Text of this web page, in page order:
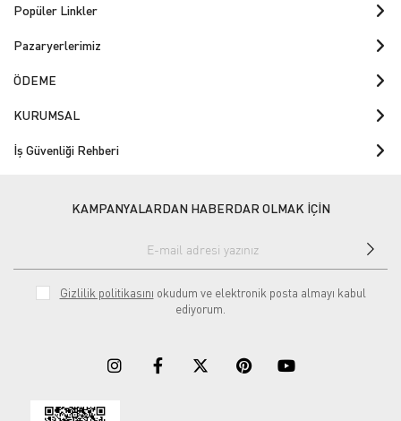
Popüler Linkler
Pazaryerlerimiz
ÖDEME
KURUMSAL
İş Güvenliği Rehberi
KAMPANYALARDAN HABERDAR OLMAK İÇİN
Gizlilik politikasını okudum ve elektronik posta almayı kabul
ediyorum.